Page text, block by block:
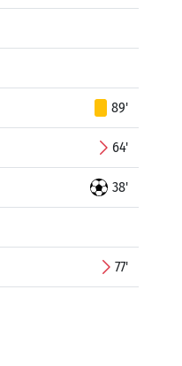
89'
64'
38'
77'